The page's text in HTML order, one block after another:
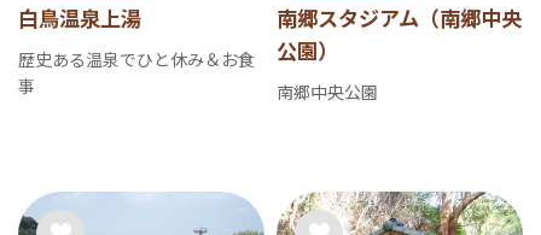
白鳥温泉上湯
歴史ある温泉でひと休み＆お食
事
南郷スタジアム（南郷中央
公園）
南郷中央公園